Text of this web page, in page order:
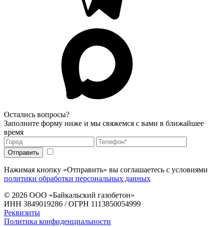
Остались вопросы?
Заполните форму ниже и мы свяжемся с вами в ближайшее
время
Нажимая кнопку «Отправить» вы соглашаетесь с условиями
политики обработки персональных данных
© 2026 ООО «Байкальский газобетон»
ИНН 3849019286 / ОГРН 1113850054999
Реквизиты
Политика конфиденциальности